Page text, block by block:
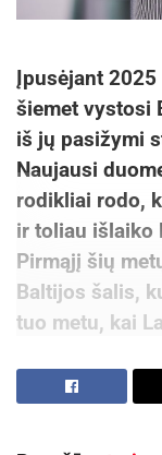
Įpusėjant
šiemet vystosi
iš jų pasižymi
Naujausi
rodikliai rodo,
ir toliau išlaiko
Pirmąjį šių
Baltijos šalis,
tuo metu, kai
Pirmą 2025 m.